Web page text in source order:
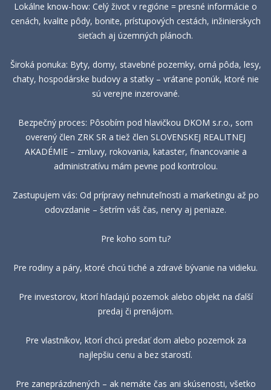
Lokálne know-how: Celý život v regióne = presné informácie o
cenách, kvalite pôdy, bonite, prístupových cestách, inžinierskych
sieťach aj územných plánoch.
Široká ponuka: Byty, domy, stavebné pozemky, orná pôda, lesy,
chaty, hospodárske budovy a statky – vrátane ponúk, ktoré nie
sú verejne inzerované.
Bezpečný proces: Pôsobím pod hlavičkou DKOM s.r.o., som
overený člen ZRK SR a tiež člen SLOVENSKEJ REALITNEJ
AKADÉMIE – zmluvy, rokovania, kataster, financovanie a
administratívu mám pevne pod kontrolou.
Zastupujem vás: Od prípravy nehnuteľnosti a marketingu až po
odovzdanie – šetrím váš čas, nervy aj peniaze.
Pre koho som tu?
Pre rodiny a páry, ktoré chcú tiché a zdravé bývanie na vidieku.
Pre investorov, ktorí hľadajú pozemok alebo objekt na ďalší
predaj či prenájom.
Pre vlastníkov, ktorí chcú predať dom alebo pozemok za
najlepšiu cenu a bez starostí.
Pre zaneprázdnených – ak nemáte čas ani skúsenosti, všetko